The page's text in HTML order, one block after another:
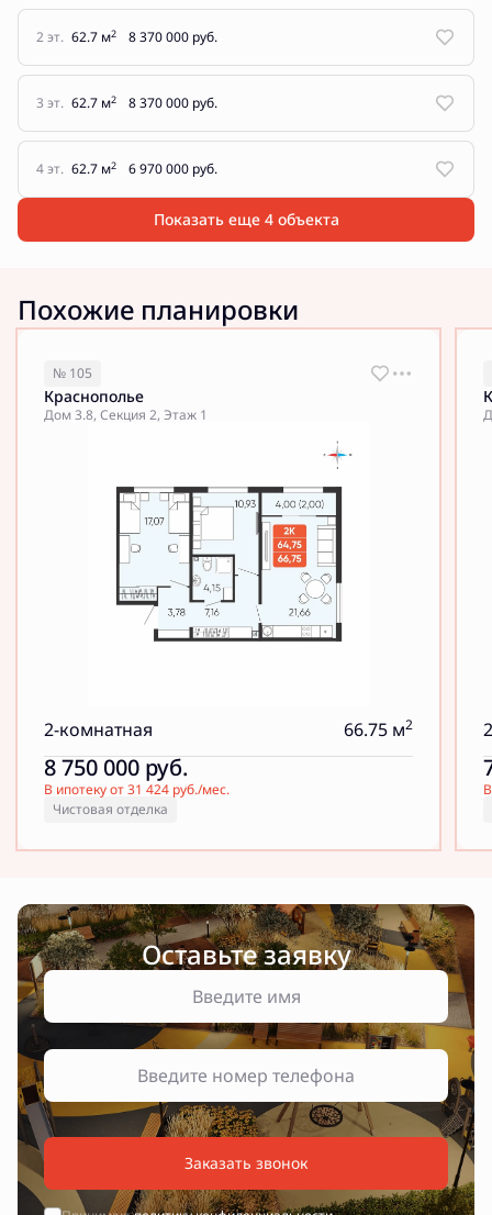
2 эт. 62.7 м2 8 370 000 руб.
3 эт. 62.7 м2 8 370 000 руб.
4 эт. 62.7 м2 6 970 000 руб.
Показать еще 4 объектa
Похожие планировки
№ 105
Краснополье
Дом 3.8, Секция 2, Этаж 1
2-комнатная 66.75 м2
8 750 000руб.
В ипотеку от 31 424 руб./мес.
Чистовая отделка
Оставьте заявку
Заказать звонок